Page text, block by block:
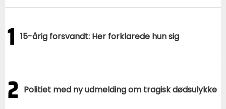
1 15-årig forsvandt: Her forklarede hun sig
2 Politiet med ny udmelding om tragisk dødsulykke